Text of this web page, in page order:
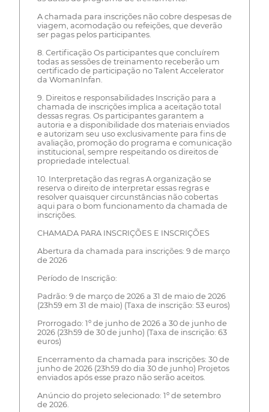
A chamada para inscrições não cobre despesas de
viagem, acomodação ou refeições, que deverão
ser pagas pelos participantes.
8. Certificação Os participantes que concluírem
todas as sessões de treinamento receberão um
certificado de participação no Talent Accelerator
da WomanInfan.
9. Direitos e responsabilidades Inscrição para a
chamada de inscrições implica a aceitação total
dessas regras. Os participantes garantem a
autoria e a disponibilidade dos materiais enviados
e autorizam seu uso exclusivamente para fins de
avaliação, promoção do programa e comunicação
institucional, sempre respeitando os direitos de
propriedade intelectual.
10. Interpretação das regras A organização se
reserva o direito de interpretar essas regras e
resolver quaisquer circunstâncias não cobertas
aqui para o bom funcionamento da chamada de
inscrições.
CHAMADA PARA INSCRIÇÕES E INSCRIÇÕES
Abertura da chamada para inscrições: 9 de março
de 2026
Período de Inscrição:
Padrão: 9 de março de 2026 a 31 de maio de 2026
(23h59 em 31 de maio) (Taxa de inscrição: 53 euros)
Prorrogado: 1º de junho de 2026 a 30 de junho de
2026 (23h59 de 30 de junho) (Taxa de inscrição: 63
euros)
Encerramento da chamada para inscrições: 30 de
junho de 2026 (23h59 do dia 30 de junho) Projetos
enviados após esse prazo não serão aceitos.
Anúncio do projeto selecionado: 1º de setembro
de 2026.